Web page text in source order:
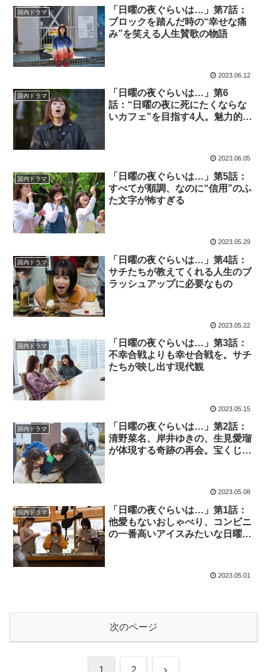
国内ドラマ
「日曜の夜ぐらいは…」第7話：
ブロックを踏んだ時の“幸せな痛
み”を笑える人生賛歌の物語
2023.06.12
国内ドラマ
「日曜の夜ぐらいは…」第6
話：“日曜の夜に死にたくならな
いカフェ”を目指す4人。魅力的す
2023.06.05
国内ドラマ
「日曜の夜ぐらいは…」第5話：
すべてが順調、なのに“信用”のふ
た文字が怖すぎる
2023.05.29
国内ドラマ
「日曜の夜ぐらいは…」第4話：
サチたちが教えてくれる人生のブ
ラッシュアップに必要なもの
2023.05.22
国内ドラマ
「日曜の夜ぐらいは…」第3話：
不幸合戦よりも幸せ合戦を。サチ
たちが映し出す現代観
2023.05.15
国内ドラマ
「日曜の夜ぐらいは…」第2話：
清野菜名、岸井ゆきの、生見愛瑠
が体現する奇跡の再会。宝くじが
2023.05.08
国内ドラマ
「日曜の夜ぐらいは…」第1話：
他愛もないおしゃべり、コンビニ
の一番高いアイスみたいな日曜ド
2023.05.01
次のページ
次